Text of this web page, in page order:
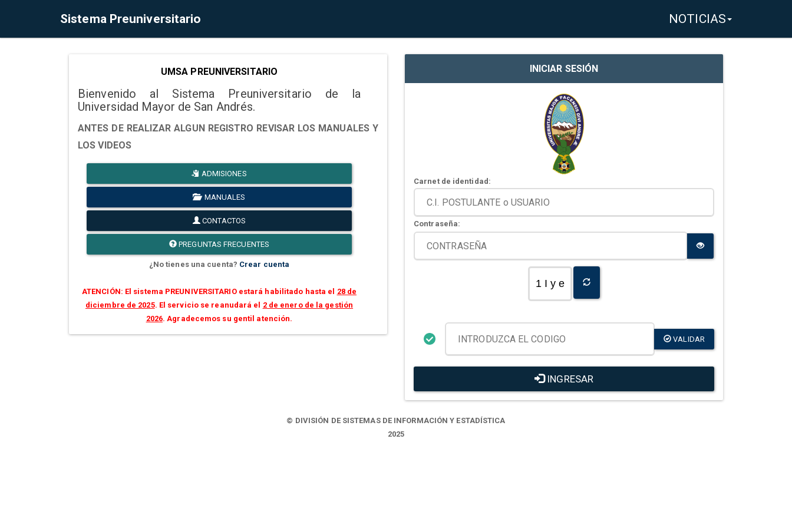
Sistema Preuniversitario NOTICIAS
UMSA PREUNIVERSITARIO
Bienvenido al Sistema Preuniversitario de la
Universidad Mayor de San Andrés.
ANTES DE REALIZAR ALGUN REGISTRO REVISAR LOS MANUALES Y
LOS VIDEOS
ADMISIONES
MANUALES
CONTACTOS
PREGUNTAS FRECUENTES
¿No tienes una cuenta? Crear cuenta
ATENCIÓN: El sistema PREUNIVERSITARIO estará habilitado hasta el 28 de
diciembre de 2025. El servicio se reanudará el 2 de enero de la gestión
2026. Agradecemos su gentil atención.
INICIAR SESIÓN
Carnet de identidad:
Contraseña:
1 I y e
VALIDAR
INGRESAR
© DIVISIÓN DE SISTEMAS DE INFORMACIÓN Y ESTADÍSTICA
2025